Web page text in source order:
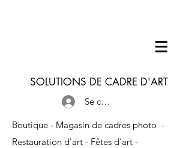
SOLUTIONS DE CADRE D'ART
Se connecter
Boutique - Magasin de cadres photo -
Restauration d'art - Fêtes d'art -